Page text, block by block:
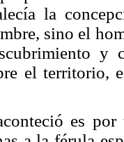
la
sino el
y
el territorio,
es